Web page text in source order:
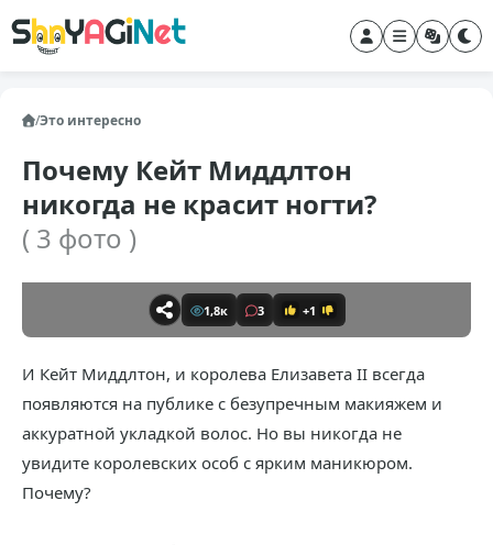
/Это интересно
Почему Кейт Миддлтон
никогда не красит ногти?
( 3 фото )
1,8к 3 +1
И Кейт Миддлтон, и королева Елизавета II всегда
появляются на публике с безупречным макияжем и
аккуратной укладкой волос. Но вы никогда не
увидите королевских особ с ярким маникюром.
Почему?